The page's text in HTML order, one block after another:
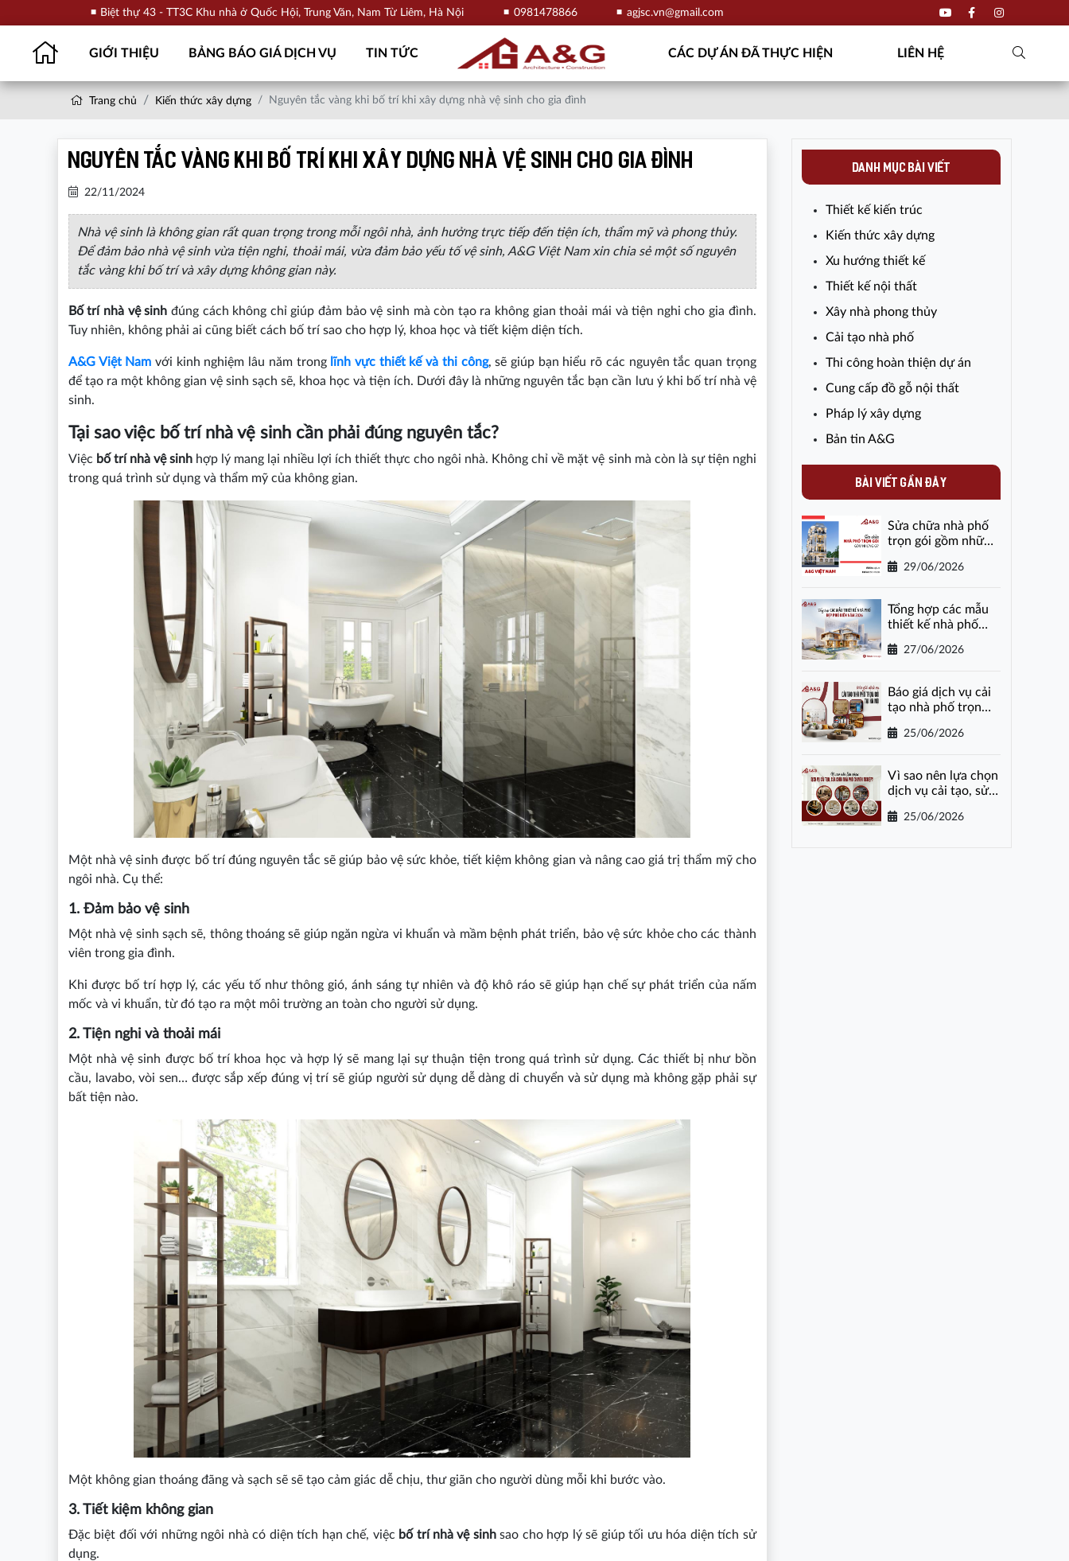
Biệt thự 43 - TT3C Khu nhà ở Quốc Hội, Trung Văn, Nam Từ Liêm, Hà Nội 0981478866 agjsc.vn@gmail.com
GIỚI THIỆU BẢNG BÁO GIÁ DỊCH VỤ TIN TỨC CÁC DỰ ÁN ĐÃ THỰC HIỆN LIÊN HỆ
Trang chủ Kiến thức xây dựng Nguyên tắc vàng khi bố trí khi xây dựng nhà vệ sinh cho gia đình
Nguyên tắc vàng khi bố trí khi xây dựng nhà vệ sinh cho gia đình
22/11/2024
Nhà vệ sinh là không gian rất quan trọng trong mỗi ngôi nhà, ảnh hưởng trực tiếp đến tiện ích, thẩm mỹ và phong thủy.
Để đảm bảo nhà vệ sinh vừa tiện nghi, thoải mái, vừa đảm bảo yếu tố vệ sinh, A&G Việt Nam xin chia sẻ một số nguyên
tắc vàng khi bố trí và xây dựng không gian này.
Bố trí nhà vệ sinh đúng cách không chỉ giúp đảm bảo vệ sinh mà còn tạo ra không gian thoải mái và tiện nghi cho gia đình.
Tuy nhiên, không phải ai cũng biết cách bố trí sao cho hợp lý, khoa học và tiết kiệm diện tích.
A&G Việt Nam với kinh nghiệm lâu năm trong lĩnh vực thiết kế và thi công, sẽ giúp bạn hiểu rõ các nguyên tắc quan trọng
để tạo ra một không gian vệ sinh sạch sẽ, khoa học và tiện ích. Dưới đây là những nguyên tắc bạn cần lưu ý khi bố trí nhà vệ
sinh.
Tại sao việc bố trí nhà vệ sinh cần phải đúng nguyên tắc?
Việc bố trí nhà vệ sinhhợp lý mang lại nhiều lợi ích thiết thực cho ngôi nhà. Không chỉ về mặt vệ sinh mà còn là sự tiện nghi
trong quá trình sử dụng và thẩm mỹ của không gian.
Một nhà vệ sinh được bố trí đúng nguyên tắc sẽ giúp bảo vệ sức khỏe, tiết kiệm không gian và nâng cao giá trị thẩm mỹ cho
ngôi nhà. Cụ thể:
1. Đảm bảo vệ sinh
Một nhà vệ sinh sạch sẽ, thông thoáng sẽ giúp ngăn ngừa vi khuẩn và mầm bệnh phát triển, bảo vệ sức khỏe cho các thành
viên trong gia đình.
Khi được bố trí hợp lý, các yếu tố như thông gió, ánh sáng tự nhiên và độ khô ráo sẽ giúp hạn chế sự phát triển của nấm
mốc và vi khuẩn, từ đó tạo ra một môi trường an toàn cho người sử dụng.
2. Tiện nghi và thoải mái
Một nhà vệ sinh được bố trí khoa học và hợp lý sẽ mang lại sự thuận tiện trong quá trình sử dụng. Các thiết bị như bồn
cầu, lavabo, vòi sen… được sắp xếp đúng vị trí sẽ giúp người sử dụng dễ dàng di chuyển và sử dụng mà không gặp phải sự
bất tiện nào.
Một không gian thoáng đãng và sạch sẽ sẽ tạo cảm giác dễ chịu, thư giãn cho người dùng mỗi khi bước vào.
3. Tiết kiệm không gian
Đặc biệt đối với những ngôi nhà có diện tích hạn chế, việc bố trí nhà vệ sinhsao cho hợp lý sẽ giúp tối ưu hóa diện tích sử
dụng.
DANH MỤC BÀI VIẾT
Thiết kế kiến trúc
Kiến thức xây dựng
Xu hướng thiết kế
Thiết kế nội thất
Xây nhà phong thủy
Cải tạo nhà phố
Thi công hoàn thiện dự án
Cung cấp đồ gỗ nội thất
Pháp lý xây dựng
Bản tin A&G
BÀI VIẾT GẦN ĐÂY
Sửa chữa nhà phố
trọn gói gồm những
29/06/2026
Tổng hợp các mẫu
thiết kế nhà phố
202627/06/2026
Báo giá dịch vụ cải
tạo nhà phố trọn
25/06/2026
Vì sao nên lựa chọn
dịch vụ cải tạo, sửa
chuyên nghiệp?
25/06/2026